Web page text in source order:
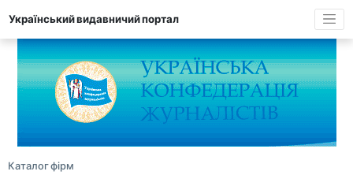
Український видавничий портал
Каталог фірм